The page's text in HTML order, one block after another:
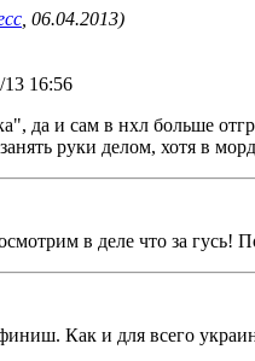
, 06.04.2013)
13 16:56
да и сам в нхл больше
руки делом, хотя в
в деле что за
Как и для всего